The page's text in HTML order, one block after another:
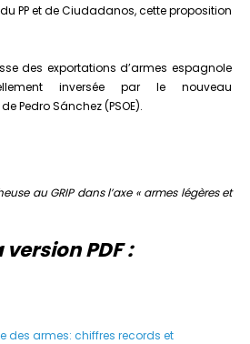
PP et de Ciudadanos, cette proposition
des exportations d’armes espagnole
inversée par le nouveau
Pedro Sánchez (PSOE).
au GRIP dans l’axe « armes légères et
PDF :
des armes: chiffres records et